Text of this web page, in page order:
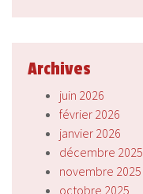
Archives
juin 2026
février 2026
janvier 2026
décembre 2025
novembre 2025
octobre 2025